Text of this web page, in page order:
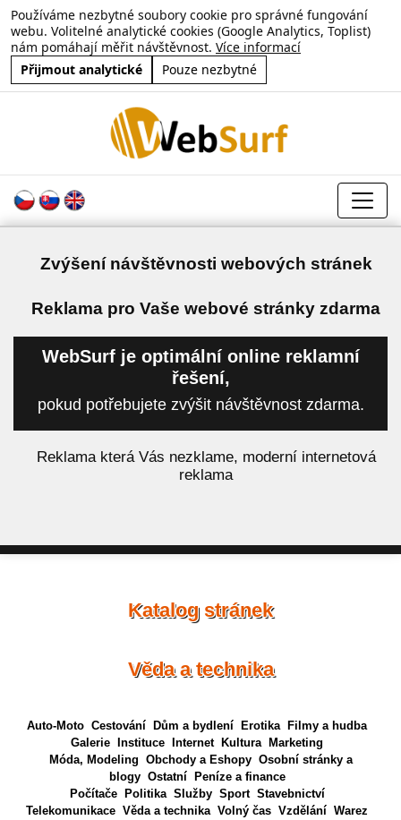
Používáme nezbytné soubory cookie pro správné fungování
webu. Volitelné analytické cookies (Google Analytics, Toplist)
nám pomáhají měřit návštěvnost. Více informací
Přijmout analytické
Pouze nezbytné
Zvýšení návštěvnosti webových stránek
Reklama pro Vaše webové stránky zdarma
WebSurf je optimální online reklamní
řešení,
pokud potřebujete zvýšit návštěvnost zdarma.
Reklama která Vás nezklame, moderní internetová
reklama
Katalog stránek
Věda a technika
Auto-Moto Cestování Dům a bydlení Erotika
Filmy a hudba
Galerie
Instituce Internet Kultura
Marketing
Móda, Modeling Obchody a Eshopy Osobní stránky a
blogy Ostatní
Peníze a finance
Počítače
Politika Služby Sport Stavebnictví
Telekomunikace Věda a technika Volný čas Vzdělání Warez